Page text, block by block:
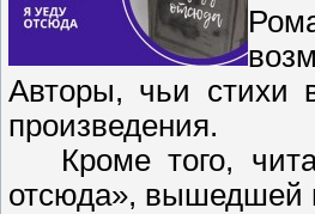
Авторы, чьи стихи
произведения.
Кроме того,
отсюда», вышедшей